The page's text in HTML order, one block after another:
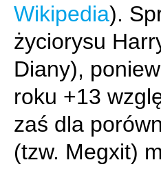
Wikipedia).
życiorysu
Diany),
roku +13
zaś dla
(tzw. Megxit)